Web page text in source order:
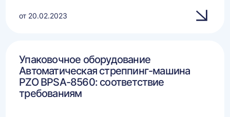
от 20.02.2023
Упаковочное оборудование
Автоматическая стреппинг-машина
PZO BPSA-8560: соответствие
требованиям